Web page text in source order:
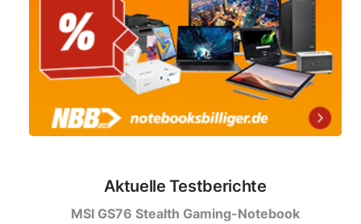
Aktuelle Testberichte
MSI GS76 Stealth Gaming-Notebook